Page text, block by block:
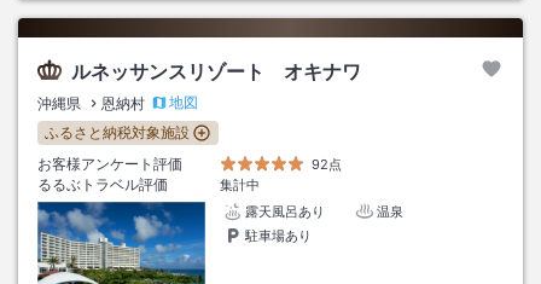
ルネッサンスリゾート オキナワ
沖縄県 恩納村
地図
ふるさと納税対象施設
お客様アンケート評価
92点
るるぶトラベル評価
集計中
露天風呂あり
温泉
駐車場あり